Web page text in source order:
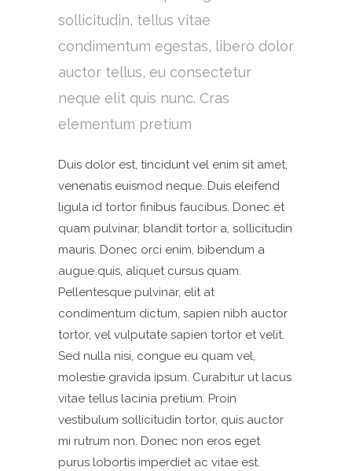
sollicitudin, tellus vitae
condimentum egestas, libero dolor
auctor tellus, eu consectetur
neque elit quis nunc. Cras
elementum pretium
Duis dolor est, tincidunt vel enim sit amet,
venenatis euismod neque. Duis eleifend
ligula id tortor finibus faucibus. Donec et
quam pulvinar, blandit tortor a, sollicitudin
mauris. Donec orci enim, bibendum a
augue quis, aliquet cursus quam.
Pellentesque pulvinar, elit at
condimentum dictum, sapien nibh auctor
tortor, vel vulputate sapien tortor et velit.
Sed nulla nisi, congue eu quam vel,
molestie gravida ipsum. Curabitur ut lacus
vitae tellus lacinia pretium. Proin
vestibulum sollicitudin tortor, quis auctor
mi rutrum non. Donec non eros eget
purus lobortis imperdiet ac vitae est.